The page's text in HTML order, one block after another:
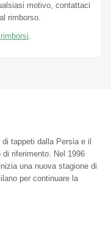
motivo, contattaci
rimborso.
.
tappeti dalla Persia e il
riferimento. Nel 1996
una nuova stagione di
per continuare la